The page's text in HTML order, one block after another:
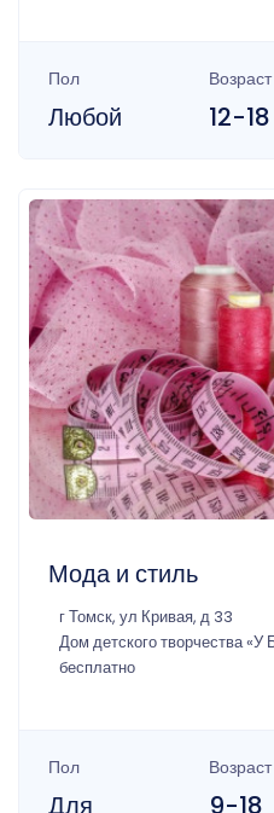
Пол
Любой
Возраст
12-18
Мода и стиль
г Томск, ул Кривая, д 33
Дом детского творчества «У
бесплатно
Пол
Для
Возраст
9-18